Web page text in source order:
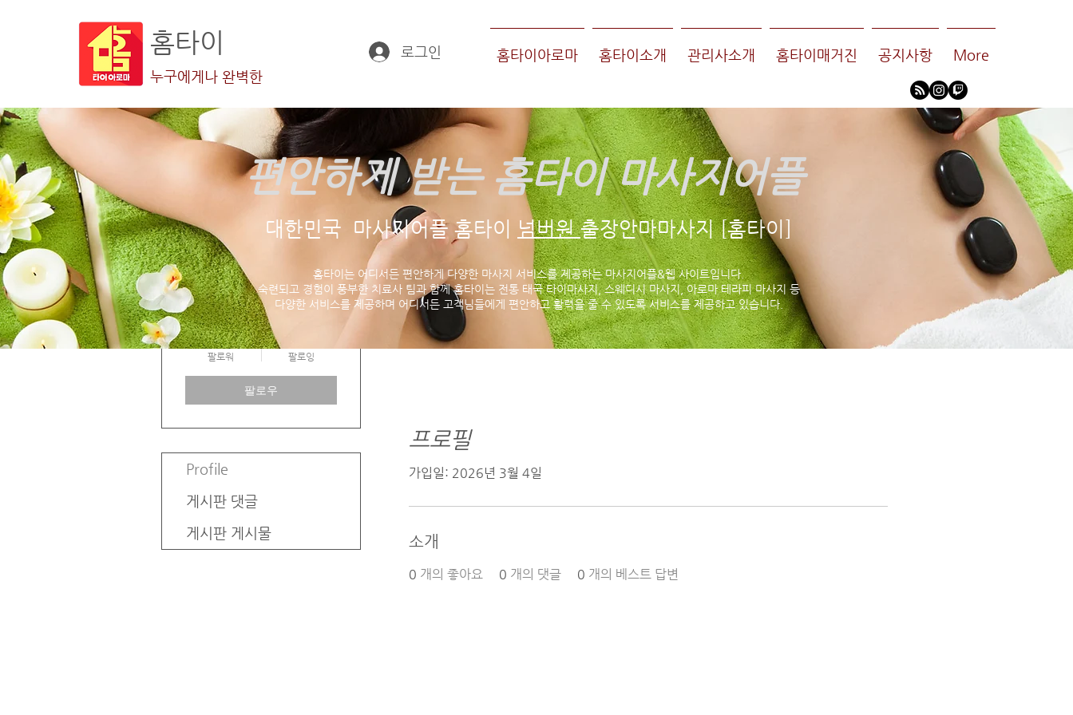
홈타이
누구에게나 완벽한
로그인 홈타이아로마 홈타이소개 관리사소개 홈타이매거진 공지사항 More
편안하게 받는 홈타이 마사지어플
대한민국 마사지어플 홈타이 넘버원출장안마마사지 [홈타이]
홈타이는 어디서든 편안하게 다양한 마사지 서비스를 제공하는 마사지어플&웹 사이트입니다.
숙련되고 경험이 풍부한 치료사 팀과 함께 홈타이는 전통 태국 타이마사지, 스웨디시 마사지, 아로마 테라피 마사지 등
다양한 서비스를 제공하며 어디서든 고객님들에게 편안하고 활력을 줄 수 있도록 서비스를 제공하고 있습니다.
프로필
가입일: 2026년 3월 4일
소개
0 개의 좋아요 0 개의 댓글 0 개의 베스트 답변
주명 손
0
팔로워 팔로잉
팔로우
Profile
게시판 댓글
게시판 게시물